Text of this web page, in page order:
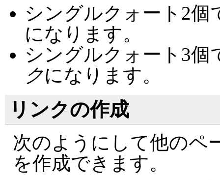
シングルクォート2個
になります。
シングルクォート3個
クになります。
リンクの作成
次のようにして他のペ
を作成できます。